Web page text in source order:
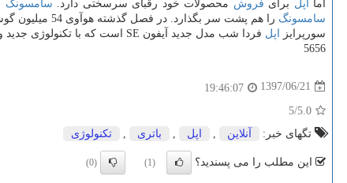
اما
اپل برای فروش محصولات خود رقبای سرسختی دارد. سامسونگ
سامسونگ را هم پشت سر بگذارد. در فصل گذشته هوآوی 54 میلیون گوشی فروخت و
سورپرایز
اپل فردا شب مدل جدید آیفون SE است كه با تكنولوژی جدید و قیمت پایین قصد
5656
1397/06/21
19:46:07
5.0
/5
تگهای خبر:
آنلاین اپل باتری تكنولوژی
این مطلب را می پسندید؟ (1)
(0)